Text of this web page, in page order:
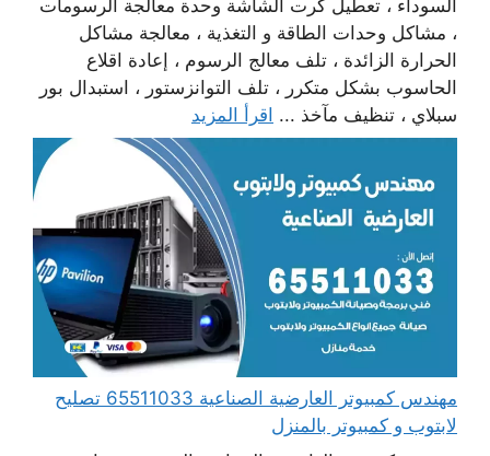
السوداء ، تعطيل كرت الشاشة وحدة معالجة الرسومات
، مشاكل وحدات الطاقة و التغذية ، معالجة مشاكل
الحرارة الزائدة ، تلف معالج الرسوم ، إعادة اقلاع
الحاسوب بشكل متكرر ، تلف التوانزستور ، استبدال بور
سبلاي ، تنظيف مآخذ ... اقرأ المزيد
مهندس كمبيوتر العارضية الصناعية 65511033 تصليح
لابتوب و كمبيوتر بالمنزل